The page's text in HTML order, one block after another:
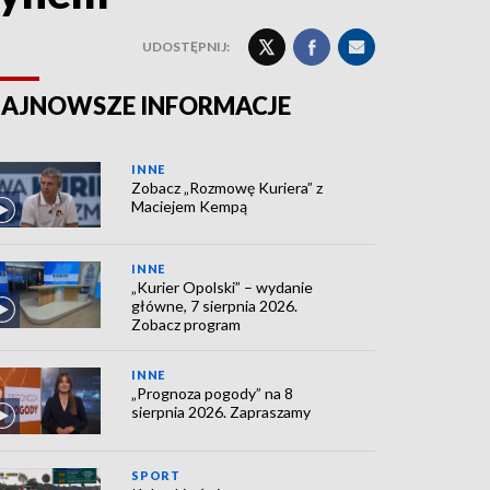
UDOSTĘPNIJ:
INFORMACJE
INNE
Zobacz „Rozmowę Kuriera” z
Maciejem Kempą
INNE
„Kurier Opolski” – wydanie
główne, 7 sierpnia 2026.
Zobacz program
INNE
„Prognoza pogody” na 8
sierpnia 2026. Zapraszamy
SPORT